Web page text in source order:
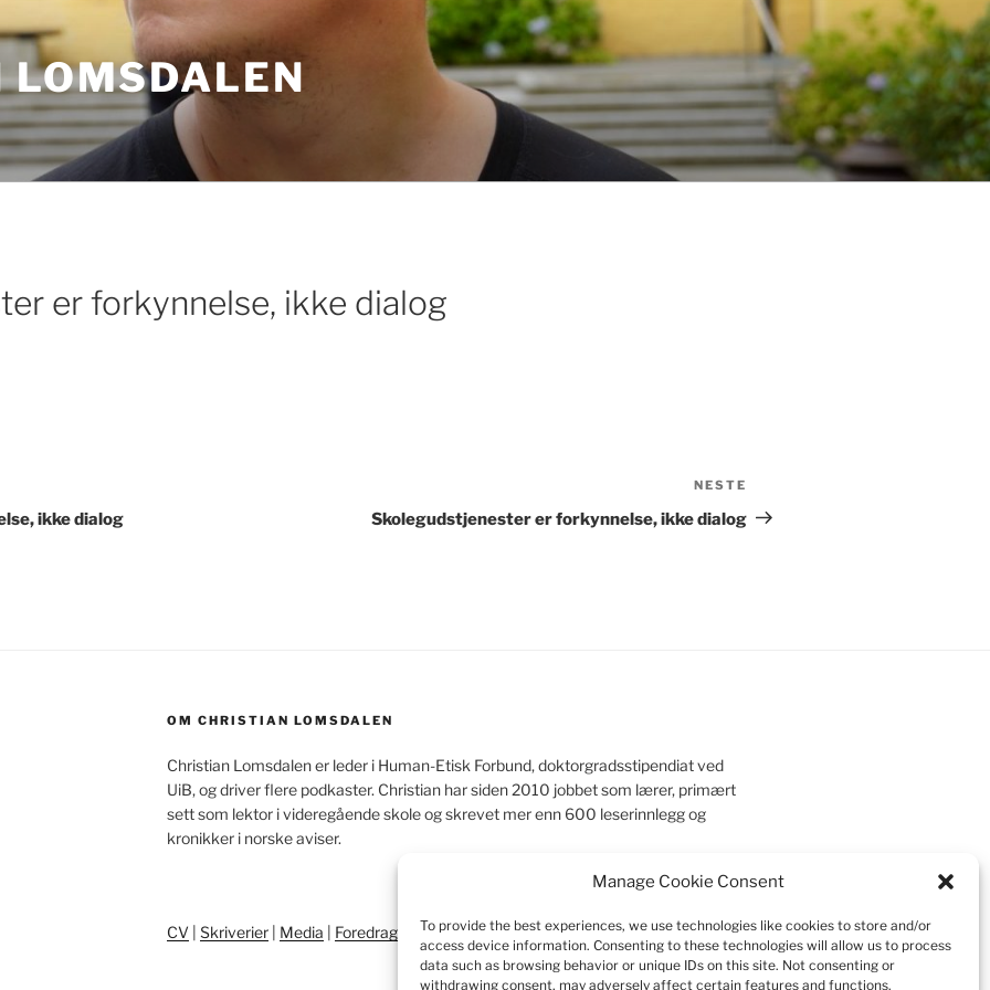
Manage Cookie Consent
To provide the best experiences, we use technologies like cookies to store and/or
access device information. Consenting to these technologies will allow us to process
data such as browsing behavior or unique IDs on this site. Not consenting or
withdrawing consent, may adversely affect certain features and functions.
er forkynnelse, ikke dialog
ikke dialog
innlegg
NESTE
Skolegudstjenester er forkynnelse, ikke dialog
OM CHRISTIAN LOMSDALEN
Christian Lomsdalen er leder i Human-Etisk Forbund, doktorgradsstipendiat ved
UiB, og driver flere podkaster. Christian har siden 2010 jobbet som lærer, primært
sett som lektor i videregående skole og skrevet mer enn 600 leserinnlegg og
kronikker i norske aviser.
CV Skriverier| Media Foredrag| Pressebilder|Kontakt meg|Pedagogisk mappe